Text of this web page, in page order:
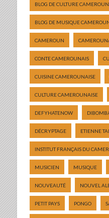
BLOG DE CULTURE
BLOG DE MUSIQUE
CAMEROUN
CONTE CAMEROUNAIS
CUISINE CAMEROUNAISE
CULTURE CAMEROUNAISE
DEFYHATENOW
DÉCRYPTAGE ETIENNE
INSTITUT FRANÇAIS DU
MUSICIEN MUSIQUE
NOUVEAUTÉ NOUVEL
PETIT PAYS PONGO